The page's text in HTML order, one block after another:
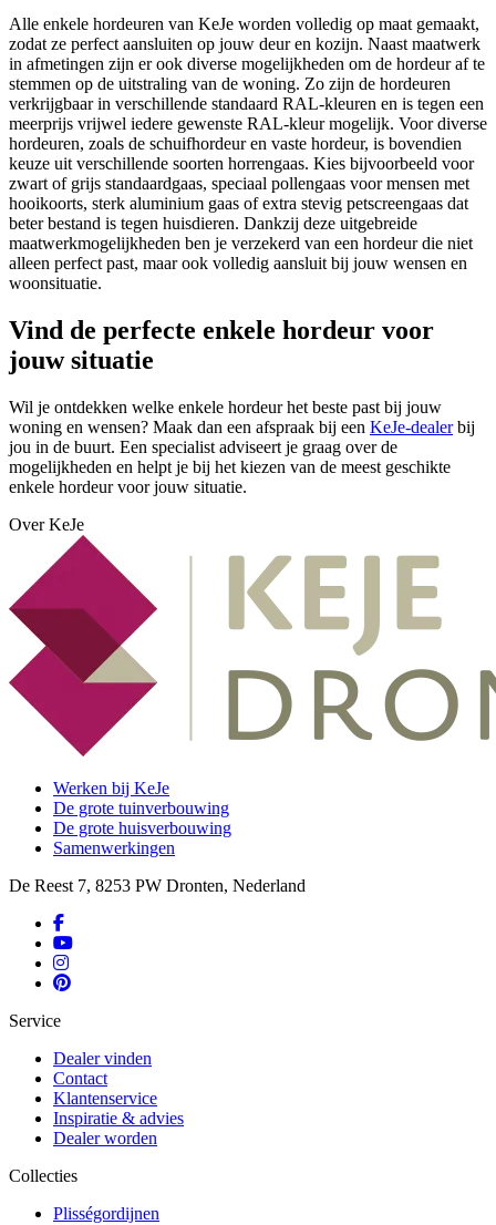
Alle enkele hordeuren van KeJe worden volledig op maat gemaakt,
zodat ze perfect aansluiten op jouw deur en kozijn. Naast maatwerk
in afmetingen zijn er ook diverse mogelijkheden om de hordeur af te
stemmen op de uitstraling van de woning. Zo zijn de hordeuren
verkrijgbaar in verschillende standaard RAL-kleuren en is tegen een
meerprijs vrijwel iedere gewenste RAL-kleur mogelijk. Voor diverse
hordeuren, zoals de schuifhordeur en vaste hordeur, is bovendien
keuze uit verschillende soorten horrengaas. Kies bijvoorbeeld voor
zwart of grijs standaardgaas, speciaal pollengaas voor mensen met
hooikoorts, sterk aluminium gaas of extra stevig petscreengaas dat
beter bestand is tegen huisdieren. Dankzij deze uitgebreide
maatwerkmogelijkheden ben je verzekerd van een hordeur die niet
alleen perfect past, maar ook volledig aansluit bij jouw wensen en
woonsituatie.
Vind de perfecte enkele hordeur voor
jouw situatie
Wil je ontdekken welke enkele hordeur het beste past bij jouw
woning en wensen? Maak dan een afspraak bij een KeJe-dealerbij
jou in de buurt. Een specialist adviseert je graag over de
mogelijkheden en helpt je bij het kiezen van de meest geschikte
enkele hordeur voor jouw situatie.
Over KeJe
Werken bij KeJe
De grote tuinverbouwing
De grote huisverbouwing
Samenwerkingen
De Reest 7, 8253 PW Dronten, Nederland
Service
Dealer vinden
Contact
Klantenservice
Inspiratie & advies
Dealer worden
Collecties
Plisségordijnen